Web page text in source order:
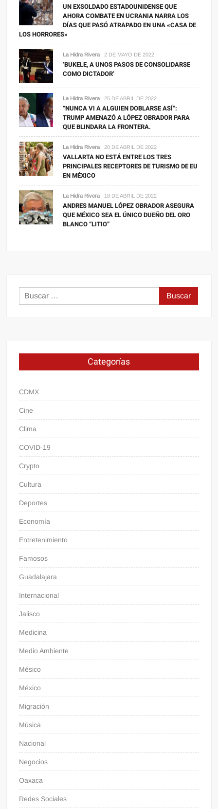
UN EXSOLDADO ESTADOUNIDENSE QUE
AHORA COMBATE EN UCRANIA NARRA LOS
DÍAS QUE PASÓ ATRAPADO EN UNA «CASA DE
LOS HORRORES»
La Hidra Rivera 2 DE MAYO DE 2022
‘BUKELE, A UNOS PASOS DE CONSOLIDARSE
COMO DICTADOR’
La Hidra Rivera 25 DE ABRIL DE 2022
“NUNCA VI A ALGUIEN DOBLARSE ASÍ”:
TRUMP AMENAZÓ A LÓPEZ OBRADOR PARA
QUE BLINDARA LA FRONTERA.
La Hidra Rivera 20 DE ABRIL DE 2022
VALLARTA NO ESTÁ ENTRE LOS TRES
PRINCIPALES RECEPTORES DE TURISMO DE EU
EN MÉXICO
La Hidra Rivera 18 DE ABRIL DE 2022
ANDRES MANUEL LÓPEZ OBRADOR ASEGURA
QUE MÉXICO SEA EL ÚNICO DUEÑO DEL ORO
BLANCO “LITIO”
Buscar:
Categorías
CDMX
Cine
Clima
COVID-19
Crypto
Cultura
Deportes
Economía
Entretenimiento
Famosos
Guadalajara
Internacional
Jalisco
Medicina
Medio Ambiente
Mésico
México
Migración
Música
Nacional
Negocios
Oaxaca
Redes Sociales